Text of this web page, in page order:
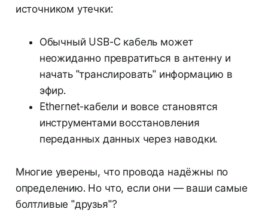
источником утечки:
Обычный USB-C кабель может
неожиданно превратиться в антенну и
начать "транслировать" информацию в
эфир.
Ethernet-кабели и вовсе становятся
инструментами восстановления
переданных данных через наводки.
Многие уверены, что провода надёжны по
определению. Но что, если они — ваши самые
болтливые "друзья"?